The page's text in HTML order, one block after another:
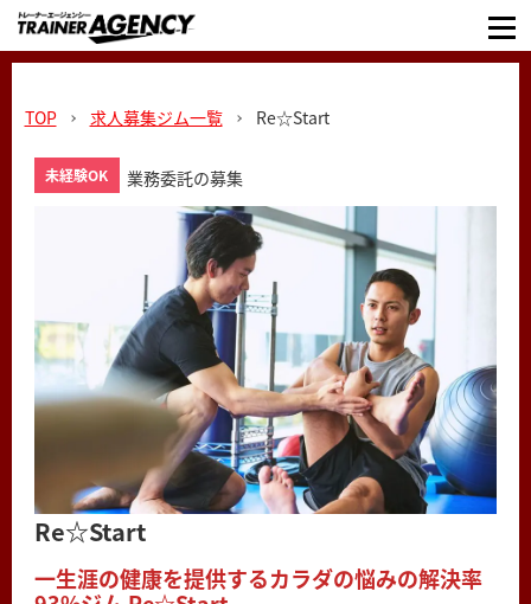
TOP 求人募集ジム一覧 Re☆Start
未経験OK 業務委託の募集
Re☆Start
一生涯の健康を提供するカラダの悩みの解決率